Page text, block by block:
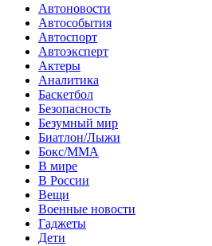
Автоновости
Автособытия
Автоспорт
Автоэксперт
Актеры
Аналитика
Баскетбол
Безопасность
Безумный мир
Биатлон/Лыжи
Бокс/MMA
В мире
В России
Вещи
Военные новости
Гаджеты
Дети